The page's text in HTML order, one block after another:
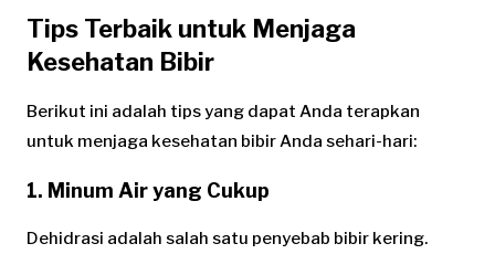
Tips Terbaik untuk Menjaga
Kesehatan Bibir
Berikut ini adalah tips yang dapat Anda terapkan
untuk menjaga kesehatan bibir Anda sehari-hari:
1. Minum Air yang Cukup
Dehidrasi adalah salah satu penyebab bibir kering.